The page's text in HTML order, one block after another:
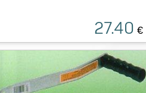
27.40 €